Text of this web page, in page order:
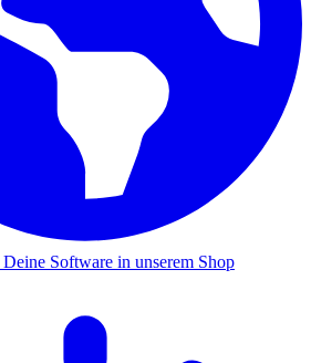
Deine Software in unserem Shop